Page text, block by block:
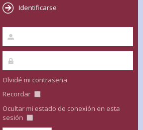
Identificarse
Olvidé mi contraseña
Recordar
Ocultar mi estado de conexión en esta
sesión